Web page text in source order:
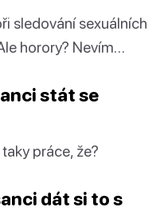
sledování sexuálních
horory? Nevím…
stát se
práce, že?
dát si to s